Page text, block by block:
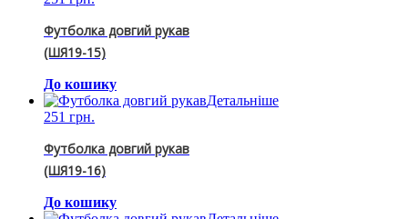
Футболка довгий рукав
(ШЯ19-15)
До кошику
Детальніше
251 грн.
Футболка довгий рукав
(ШЯ19-16)
До кошику